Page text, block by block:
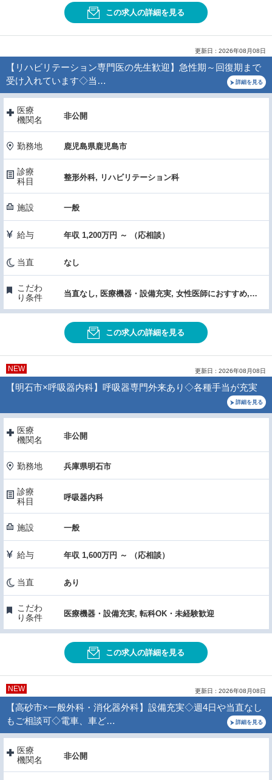
この求人の詳細を見る
更新日 : 2026年08月08日
【リハビリテーション専門医の先生歓迎】急性期～回復期まで
受け入れています◇当…
詳細を見る
医療
機関名
非公開
勤務地 鹿児島県鹿児島市
診療
科目
整形外科, リハビリテーション科
施設 一般
給与 年収 1,200万円 ～ （応相談）
当直 なし
こだわ
り条件
当直なし, 医療機器・設備充実, 女性医師におすすめ, 託児所あり
この求人の詳細を見る
NEW 更新日 : 2026年08月08日
【明石市×呼吸器内科】呼吸器専門外来あり◇各種手当が充実
詳細を見る
医療
機関名
非公開
勤務地 兵庫県明石市
診療
科目
呼吸器内科
施設 一般
給与 年収 1,600万円 ～ （応相談）
当直 あり
こだわ
り条件
医療機器・設備充実, 転科OK・未経験歓迎
この求人の詳細を見る
NEW 更新日 : 2026年08月08日
【高砂市×一般外科・消化器外科】設備充実◇週4日や当直なし
もご相談可◇電車、車ど…
詳細を見る
医療
機関名
非公開